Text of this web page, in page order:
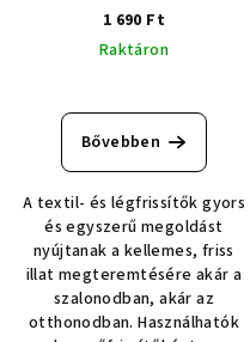
1 690 Ft
Raktáron
Bővebben
A textil- és légfrissítők gyors
és egyszerű megoldást
nyújtanak a kellemes, friss
illat megteremtésére akár a
szalonodban, akár az
otthonodban. Használhatók